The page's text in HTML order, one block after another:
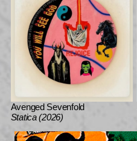
Avenged Sevenfold
Statica (2026)